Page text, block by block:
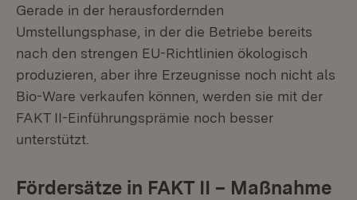
Gerade in der herausfordernden
Umstellungsphase, in der die Betriebe bereits
nach den strengen EU-Richtlinien ökologisch
produzieren, aber ihre Erzeugnisse noch nicht als
Bio-Ware verkaufen können, werden sie mit der
FAKT II-Einführungsprämie noch besser
unterstützt.
Fördersätze in FAKT II – Maßnahme